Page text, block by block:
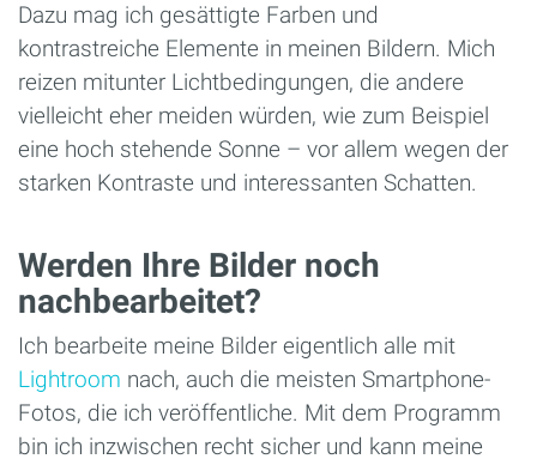
Dazu mag ich gesättigte Farben und
kontrastreiche Elemente in meinen Bildern. Mich
reizen mitunter Lichtbedingungen, die andere
vielleicht eher meiden würden, wie zum Beispiel
eine hoch stehende Sonne – vor allem wegen der
starken Kontraste und interessanten Schatten.
Werden Ihre Bilder noch
nachbearbeitet?
Ich bearbeite meine Bilder eigentlich alle mit
Lightroom nach, auch die meisten Smartphone-
Fotos, die ich veröffentliche. Mit dem Programm
bin ich inzwischen recht sicher und kann meine